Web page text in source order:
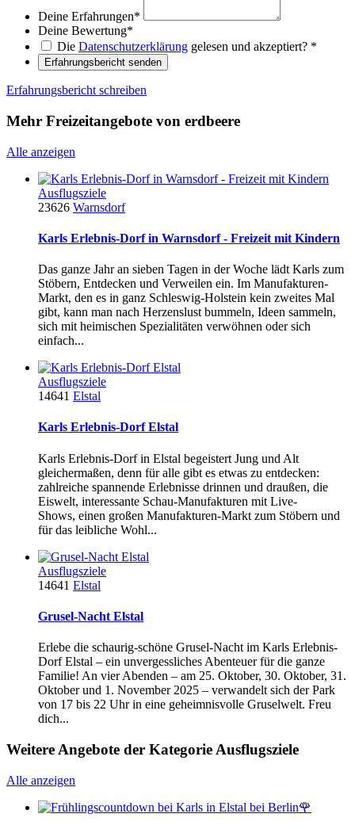
Deine Erfahrungen*
Deine Bewertung*
Die Datenschutzerklärung gelesen und akzeptiert? *
Erfahrungsbericht senden
Erfahrungsbericht schreiben
Mehr Freizeitangebote von erdbeere
Alle anzeigen
Ausflugsziele
23626 Warnsdorf
Karls Erlebnis-Dorf in Warnsdorf - Freizeit mit Kindern
Das ganze Jahr an sieben Tagen in der Woche lädt Karls zum
Stöbern, Entdecken und Verweilen ein. Im Manufakturen-
Markt, den es in ganz Schleswig-Holstein kein zweites Mal
gibt, kann man nach Herzenslust bummeln, Ideen sammeln,
sich mit heimischen Spezialitäten verwöhnen oder sich
einfach...
Ausflugsziele
14641 Elstal
Karls Erlebnis-Dorf Elstal
Karls Erlebnis-Dorf in Elstal begeistert Jung und Alt
gleichermaßen, denn für alle gibt es etwas zu entdecken:
zahlreiche spannende Erlebnisse drinnen und draußen, die
Eiswelt, interessante Schau-Manufakturen mit Live-
Shows, einen großen Manufakturen-Markt zum Stöbern und
für das leibliche Wohl...
Ausflugsziele
14641 Elstal
Grusel-Nacht Elstal
Erlebe die schaurig-schöne Grusel-Nacht im Karls Erlebnis-
Dorf Elstal – ein unvergessliches Abenteuer für die ganze
Familie! An vier Abenden – am 25. Oktober, 30. Oktober, 31.
Oktober und 1. November 2025 – verwandelt sich der Park
von 17 bis 22 Uhr in eine geheimnisvolle Gruselwelt. Freu
dich...
Weitere Angebote der Kategorie Ausflugsziele
Alle anzeigen